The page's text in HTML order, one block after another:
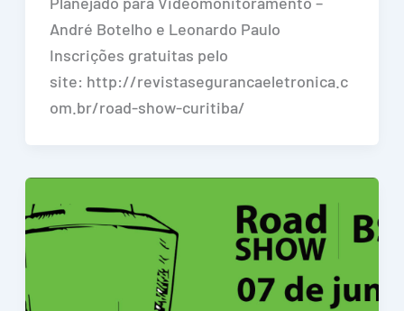
André Botelho e Leonardo Paulo
Inscrições gratuitas pelo
site: http://revistasegurancaeletronica.c
om.br/road-show-curitiba/